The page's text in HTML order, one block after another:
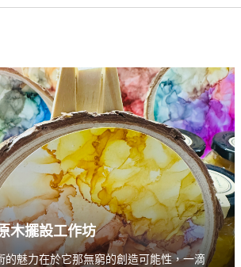
木擺設工作坊
的魅力在於它那無窮的創造可能性，一滴